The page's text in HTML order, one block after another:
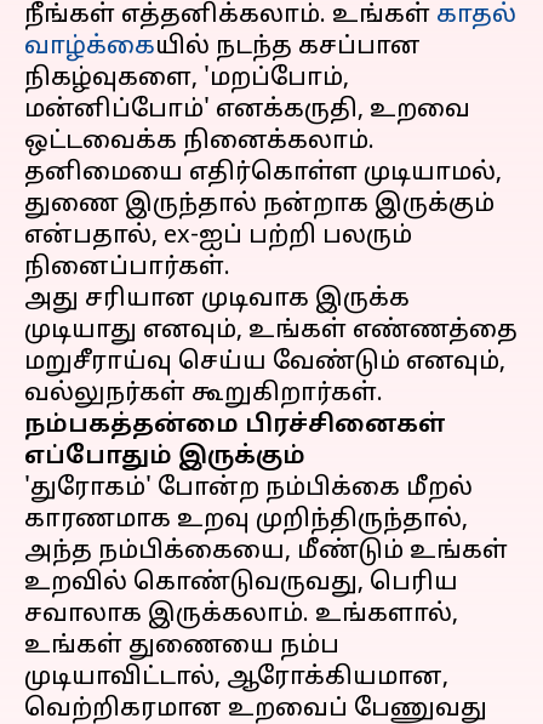
நீங்கள் எத்தனிக்கலாம். உங்கள் காதல்
வாழ்க்கையில் நடந்த கசப்பான
நிகழ்வுகளை, 'மறப்போம்,
மன்னிப்போம்' எனக்கருதி, உறவை
ஒட்டவைக்க நினைக்கலாம்.
தனிமையை எதிர்கொள்ள முடியாமல்,
துணை இருந்தால் நன்றாக இருக்கும்
என்பதால், ex-ஐப் பற்றி பலரும்
நினைப்பார்கள்.
அது சரியான முடிவாக இருக்க
முடியாது எனவும், உங்கள் எண்ணத்தை
மறுசீராய்வு செய்ய வேண்டும் எனவும்,
நம்பகத்தன்மை பிரச்சினைகள்
எப்போதும் இருக்கும்
'துரோகம்' போன்ற நம்பிக்கை மீறல்
காரணமாக உறவு முறிந்திருந்தால்,
அந்த நம்பிக்கையை, மீண்டும் உங்கள்
உறவில் கொண்டுவருவது, பெரிய
சவாலாக இருக்கலாம். உங்களால்,
உங்கள் துணையை நம்ப
முடியாவிட்டால், ஆரோக்கியமான,
வெற்றிகரமான உறவைப் பேணுவது